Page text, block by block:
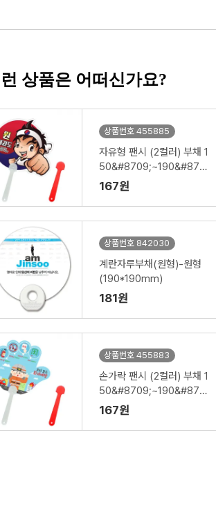
상품은 어떠신가요?
상품번호 455885
자유형 팬시 (2컬러) 부채 1
50&#8709;~190&#870
9; (손잡이110mm)
167원
상품번호 842030
계란자루부채(원형)-원형
(190*190mm)
181원
상품번호 455883
손가락 팬시 (2컬러) 부채 1
50&#8709;~190&#870
9; (손잡이110mm)
167원